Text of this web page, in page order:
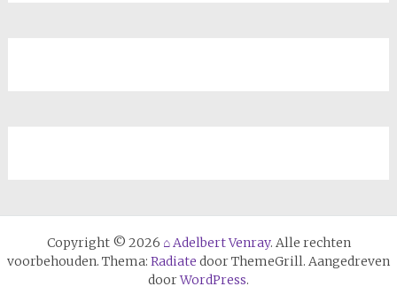
Copyright © 2026 ⌂ Adelbert Venray. Alle rechten
voorbehouden. Thema: Radiate door ThemeGrill. Aangedreven
doorWordPress.